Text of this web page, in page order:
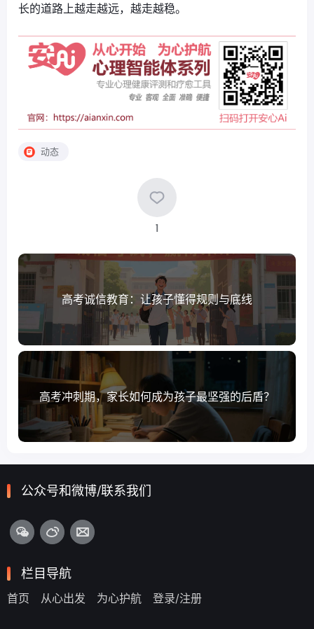
长的道路上越走越远，越走越稳。
动态
1
高考诚信教育：让孩子懂得规则与底线
高考冲刺期，家长如何成为孩子最坚强的后盾？
公众号和微博/联系我们
栏目导航
首页 从心出发 为心护航 登录/注册